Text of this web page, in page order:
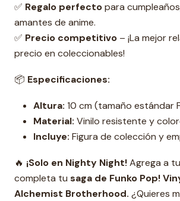
✅ Regalo perfectopara
amantes de anime.
✅ Precio competitivo – ¡La mejor
precio en coleccionables!
📦 Especificaciones:
Altura: 10 cm (tamaño estándar
Material: Vinilo resistente y
Incluye: Figura de colección y
🔥 ¡Solo en Nighty Night!Agrega a
completa tu saga de Funko Pop!
Alchemist Brotherhood. ¿Quieres